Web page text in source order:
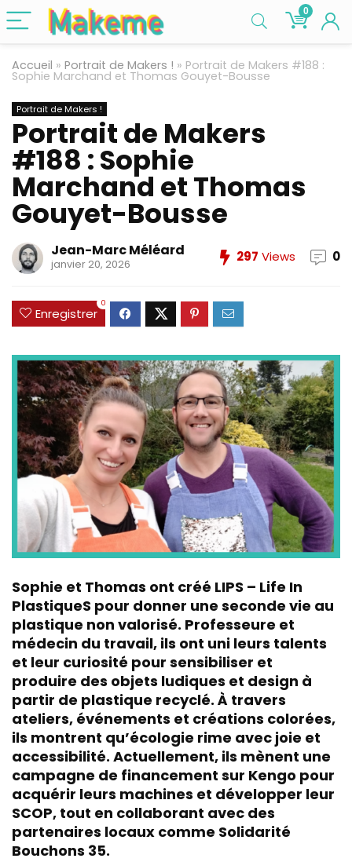
0
Accueil » Portrait de Makers ! » Portrait de Makers #188 :
Sophie Marchand et Thomas Gouyet-Bousse
Portrait de Makers !
Portrait de Makers
#188 : Sophie
Marchand et Thomas
Gouyet-Bousse
Jean-Marc Méléard
janvier 20, 2026 297 Views 0
Enregistrer
0
Sophie et Thomas ont créé LIPS – Life In
PlastiqueS pour donner une seconde vie au
plastique non valorisé. Professeure et
médecin du travail, ils ont uni leurs talents
et leur curiosité pour sensibiliser et
produire des objets ludiques et design à
partir de plastique recyclé. À travers
ateliers, événements et créations colorées,
ils montrent qu’écologie rime avec joie et
accessibilité. Actuellement, ils mènent une
campagne de financement sur Kengo pour
acquérir leurs machines et développer leur
SCOP, tout en collaborant avec des
partenaires locaux comme Solidarité
Bouchons 35.